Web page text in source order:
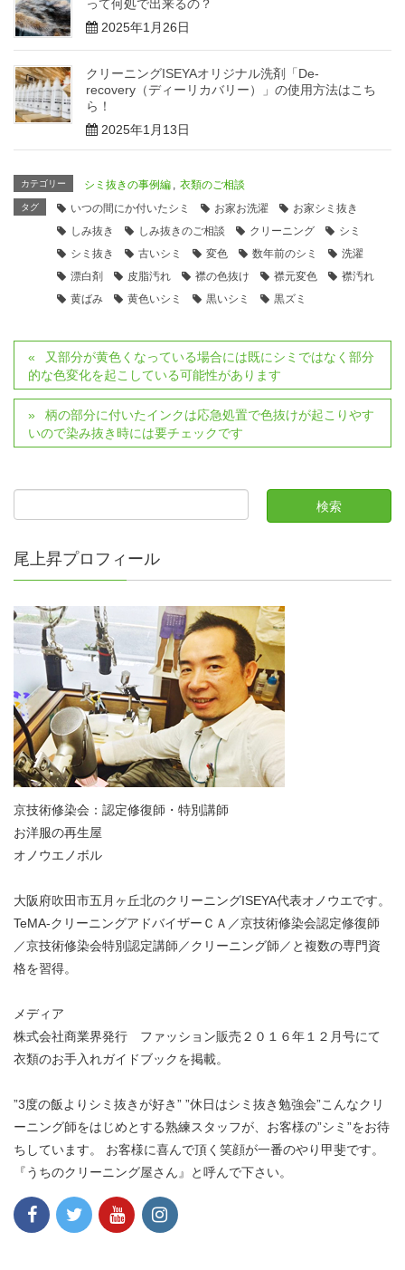
って何処で出来るの？
2025年1月26日
クリーニングISEYAオリジナル洗剤「De-
recovery（ディーリカバリー）」の使用方法はこち
ら！
2025年1月13日
カテゴリー シミ抜きの事例編 , 衣類のご相談
タグ いつの間にか付いたシミ お家お洗濯
お家シミ抜き
しみ抜き
しみ抜きのご相談 クリーニング
シミ
シミ抜き
古いシミ 変色 数年前のシミ
洗濯
漂白剤
皮脂汚れ 襟の色抜け 襟元変色
襟汚れ
黄ばみ
黄色いシミ 黒いシミ 黒ズミ
又部分が黄色くなっている場合には既にシミではなく部分
的な色変化を起こしている可能性があります
柄の部分に付いたインクは応急処置で色抜けが起こりやす
いので染み抜き時には要チェックです
尾上昇プロフィール
京技術修染会：認定修復師・特別講師
お洋服の再生屋
オノウエノボル
大阪府吹田市五月ヶ丘北のクリーニングISEYA代表オノウエです。
TeMA-クリーニングアドバイザーＣＡ／京技術修染会認定修復師
／京技術修染会特別認定講師／クリーニング師／と複数の専門資
格を習得。
メディア
株式会社商業界発行 ファッション販売２０１６年１２月号にて
衣類のお手入れガイドブックを掲載。
”3度の飯よりシミ抜きが好き” ”休日はシミ抜き勉強会”こんなクリ
ーニング師をはじめとする熟練スタッフが、お客様の”シミ”をお待
ちしています。 お客様に喜んで頂く笑顔が一番のやり甲斐です。
『うちのクリーニング屋さん』と呼んで下さい。